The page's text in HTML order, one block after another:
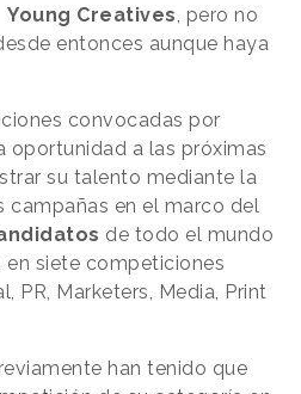
Young Creatives, pero no
entonces aunque haya
convocadas por
oportunidad a las próximas
su talento mediante la
campañas en el marco del
de todo el mundo
en siete competiciones
PR, Marketers, Media, Print
han tenido que